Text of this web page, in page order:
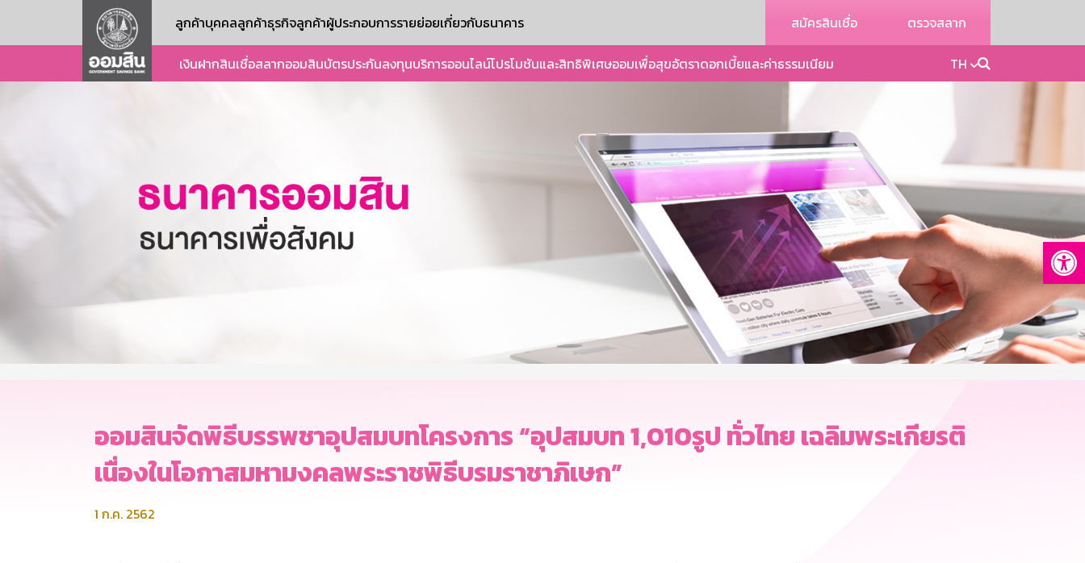
ลูกค้าบุคคลลูกค้าธุรกิจลูกค้าผู้ประกอบการรายย่อยเกี่ยวกับธนาคาร สมัครสินเชื่อ ตรวจสลาก
เงินฝากสินเชื่อสลากออมสินบัตรประกันลงทุนบริการออนไลน์โปรโมชันและสิทธิพิเศษออมเพื่อสุขอัตราดอกเบี้ยและค่าธรรมเนียม TH
ออมสินจัดพิธีบรรพชาอุปสมบทโครงการ “อุปสมบท 1,010รูป ทั่วไทย เฉลิมพระเกียรติ
เนื่องในโอกาสมหามงคลพระราชพิธีบรมราชาภิเษก”
1 ก.ค. 2562